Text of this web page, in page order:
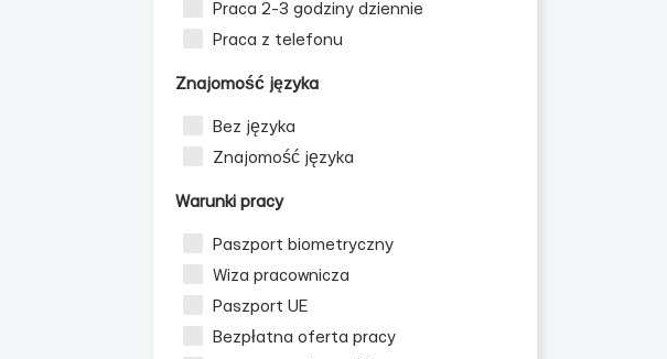
Praca 2-3 godziny dziennie
Praca z telefonu
Znajomość języka
Bez języka
Znajomość języka
Warunki pracy
Paszport biometryczny
Wiza pracownicza
Paszport UE
Bezpłatna oferta pracy